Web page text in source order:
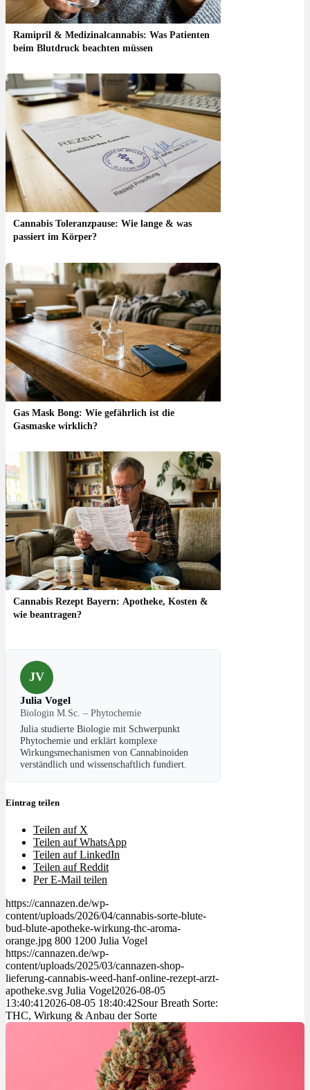
Ramipril & Medizinalcannabis: Was Patienten
beim Blutdruck beachten müssen
Cannabis Toleranzpause: Wie lange & was
passiert im Körper?
Gas Mask Bong: Wie gefährlich ist die
Gasmaske wirklich?
Cannabis Rezept Bayern: Apotheke, Kosten &
wie beantragen?
JV
Julia Vogel
Biologin M.Sc. – Phytochemie
Julia studierte Biologie mit Schwerpunkt
Phytochemie und erklärt komplexe
Wirkungsmechanismen von Cannabinoiden
verständlich und wissenschaftlich fundiert.
Eintrag teilen
Teilen auf X
Teilen auf WhatsApp
Teilen auf LinkedIn
Teilen auf Reddit
Per E-Mail teilen
https://cannazen.de/wp-
content/uploads/2026/04/cannabis-sorte-blute-
bud-blute-apotheke-wirkung-thc-aroma-
orange.jpg 800 1200 Julia Vogel
https://cannazen.de/wp-
content/uploads/2025/03/cannazen-shop-
lieferung-cannabis-weed-hanf-online-rezept-arzt-
apotheke.svg Julia Vogel2026-08-05
13:40:41 2026-08-05 18:40:42Sour Breath Sorte:
THC, Wirkung & Anbau der Sorte